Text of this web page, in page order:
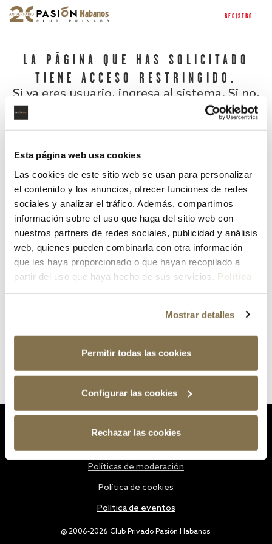
Esta página web usa cookies
Las cookies de este sitio web se usan para personalizar
el contenido y los anuncios, ofrecer funciones de redes
sociales y analizar el tráfico. Además, compartimos
información sobre el uso que haga del sitio web con
nuestros partners de redes sociales, publicidad y análisis
web, quienes pueden combinarla con otra información
que les haya proporcionado o que hayan recopilado a
partir del uso que haya hecho de sus servicios. Política
Mostrar detalles
Permitir todas las cookies
Configurar las cookies
Rechazar las cookies
REGISTRO
LA PÁGINA QUE HAS SOLICITADO
TIENE ACCESO RESTRINGIDO.
Si ya eres usuario, ingresa al sistema. Si no,
¿Has olvidado tu contraseña?
@ 2006-2026 Club Privado Pasión Habanos.
Políticas de moderación
Política de cookies
Política de eventos